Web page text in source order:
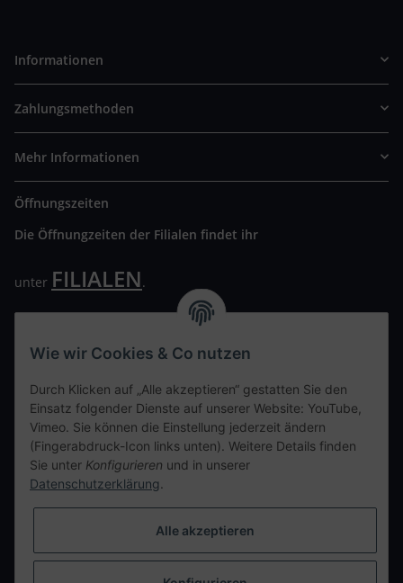
Informationen
Zahlungsmethoden
Mehr Informationen
Öffnungszeiten
Die Öffnungzeiten der Filialen findet ihr
unter FILIALEN.
Wir freuen uns auf Euren Besuch. Bitte beachtet die
Kontaktdaten
tweet
teilen
Wie wir Cookies & Co nutzen
Durch Klicken auf „Alle akzeptieren“ gestatten Sie den
Einsatz folgender Dienste auf unserer Website: YouTube,
Vimeo. Sie können die Einstellung jederzeit ändern
(Fingerabdruck-Icon links unten). Weitere Details finden
Sie unter Konfigurieren und in unserer
Datenschutzerklärung.
Alle akzeptieren